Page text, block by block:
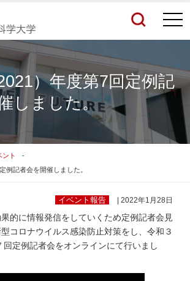
検索結果をもっと見る
関連サイトすべてを検索する
）年度第7回定例記
しました。
ント
例記者会を開催しました。
イベント報告 | 2022年1月28日
的に情報発信をしていくため定例記者会見
コロナウイルス感染防止対策をし、令和３
回定例記者会をオンラインにて行いまし